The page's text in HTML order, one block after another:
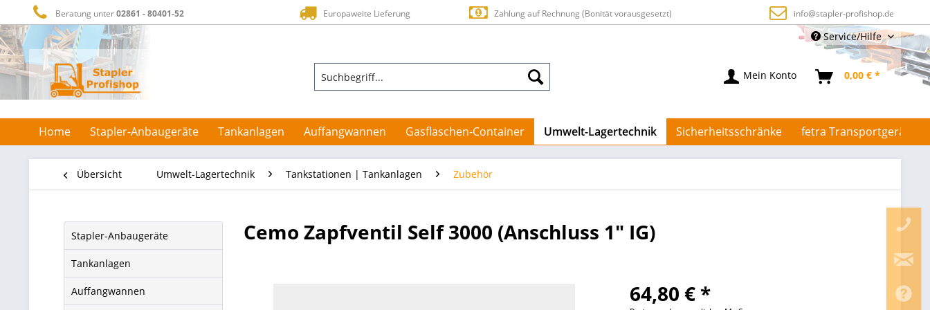
Beratung unter02861 - 80401-52 Europaweite Lieferung Zahlung auf Rechnung (Bonität vorausgesetzt) info@stapler-profishop.de
Service/Hilfe
Mein Konto 0,00 € *
Home Stapler-Anbaugeräte Tankanlagen Auffangwannen Gasflaschen-Container Umwelt-Lagertechnik Sicherheitsschränke fetra Transportgeräte
Übersicht Umwelt-Lagertechnik Tankstationen | Tankanlagen Zubehör
Stapler-Anbaugeräte
Tankanlagen
Auffangwannen
Cemo Zapfventil Self 3000 (Anschluss 1" IG)
64,80 € *